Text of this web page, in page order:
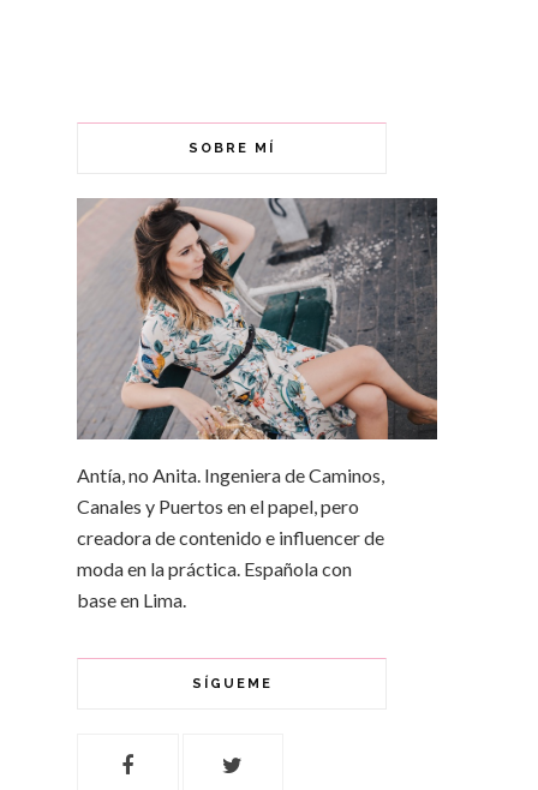
SOBRE MÍ
Antía, no Anita. Ingeniera de Caminos,
Canales y Puertos en el papel, pero
creadora de contenido e influencer de
moda en la práctica. Española con
base en Lima.
SÍGUEME